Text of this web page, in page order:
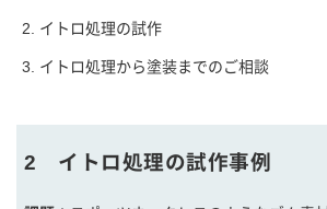
イトロ処理の試作
イトロ処理から塗装までのご相談
2 イトロ処理の試作事例